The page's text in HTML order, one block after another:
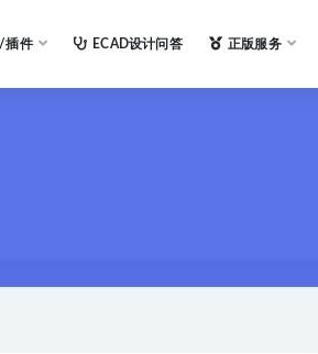
插件 ECAD设计问答 正版服务